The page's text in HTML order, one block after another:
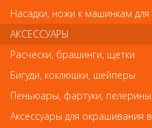
Так же советуем
- 40 %
Насадки, ножи к машинкам
АКСЕССУАРЫ
Расчески, брашинги, щетки
Бигуди, коклюшки, шейперы
Пеньюары, фартуки,
Аксессуары для окрашивания